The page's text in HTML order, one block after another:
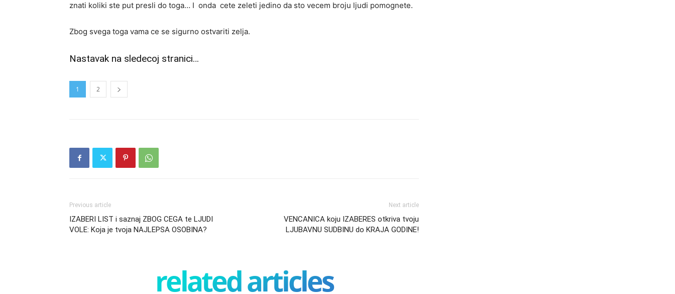
znati koliki ste put presli do toga… I onda cete zeleti jedino da sto vecem broju ljudi pomognete.
Zbog svega toga vama ce se sigurno ostvariti zelja.
Nastavak na sledecoj stranici…
1 2
Previous article
IZABERI LIST i saznaj ZBOG CEGA te LJUDI
VOLE: Koja je tvoja NAJLEPSA OSOBINA?
Next article
VENCANICA koju IZABERES otkriva tvoju
LJUBAVNU SUDBINU do KRAJA GODINE!
related articles